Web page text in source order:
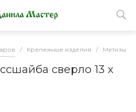
/ Крепежные изделия / Метизы
сверло 13 х